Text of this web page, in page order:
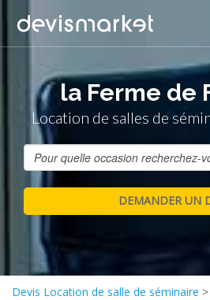
la Ferme de
Location de salles de
Devis Location de salle de séminaire >